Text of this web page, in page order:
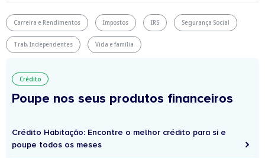
Carreira e Rendimentos Impostos IRS Segurança Social
Trab. Independentes Vida e família
Crédito
Poupe nos seus produtos financeiros
Crédito Habitação: Encontre o melhor crédito para si e
poupe todos os meses